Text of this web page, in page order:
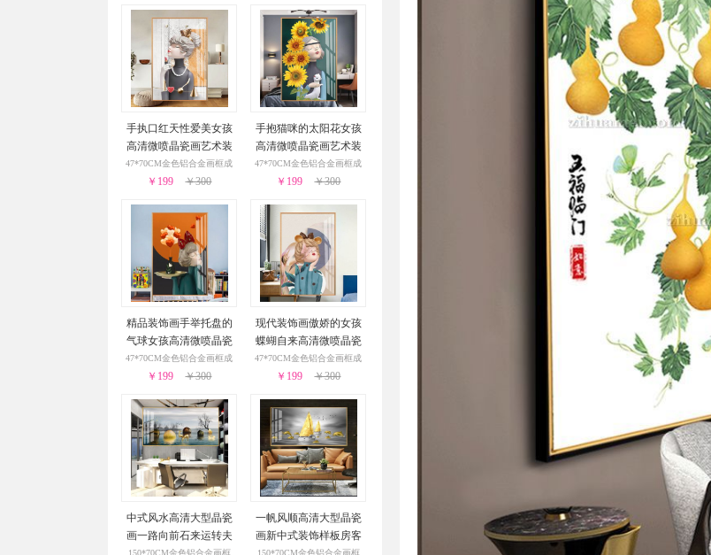
手执口红天性爱美女孩
高清微喷晶瓷画艺术装
饰画儿童房挂画
47*70CM金色铝合金画框成
￥199 ￥300
手抱猫咪的太阳花女孩
高清微喷晶瓷画艺术装
饰画儿童房挂画
47*70CM金色铝合金画框成
￥199 ￥300
精品装饰画手举托盘的
气球女孩高清微喷晶瓷
画艺术装饰画儿童房挂
47*70CM金色铝合金画框成
￥199 ￥300
现代装饰画傲娇的女孩
蝶蝴自来高清微喷晶瓷
画艺术装饰画儿童房挂
47*70CM金色铝合金画框成
￥199 ￥300
中式风水高清大型晶瓷
画一路向前石来运转夫
150*70CM金色铝合金画框
一帆风顺高清大型晶瓷
画新中式装饰样板房客
150*70CM金色铝合金画框